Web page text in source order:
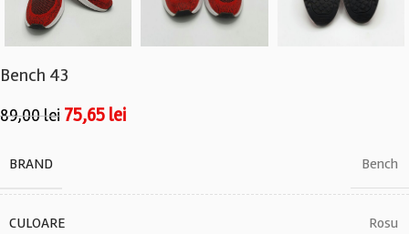
Bench 43
89,00lei 75,65 lei
BRAND Bench
CULOARE Rosu